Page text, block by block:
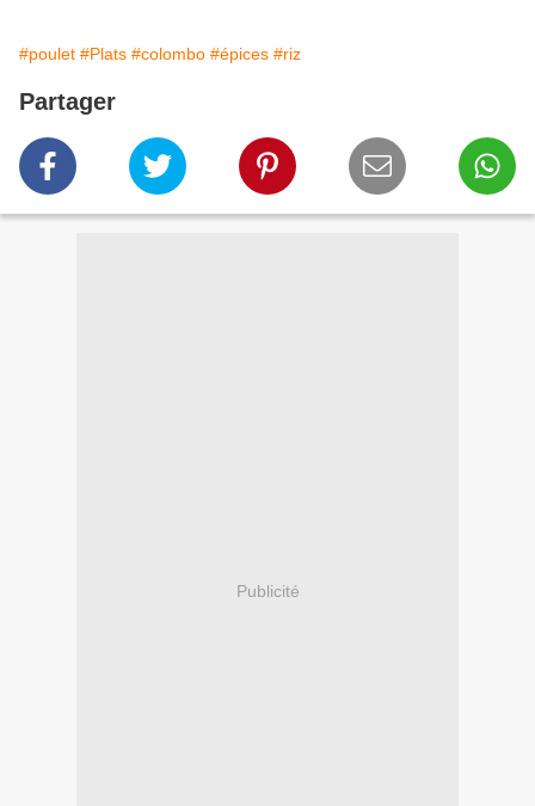
#poulet #Plats #colombo #épices #riz
Partager
Publicité